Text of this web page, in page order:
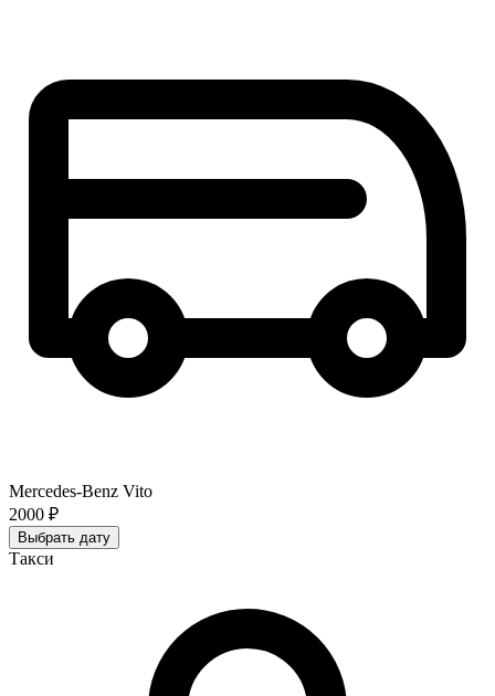
Mercedes-Benz Vito
2000 ₽
Выбрать дату
Такси